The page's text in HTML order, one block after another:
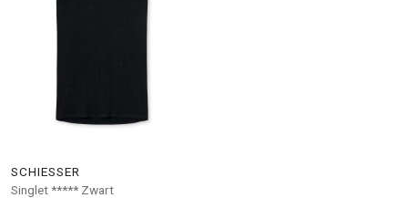
SCHIESSER
Singlet ***** Zwart